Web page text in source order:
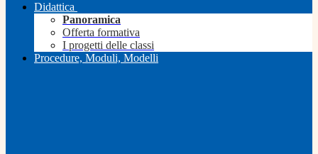
Didattica
Panoramica
Offerta formativa
I progetti delle classi
Procedure, Moduli, Modelli